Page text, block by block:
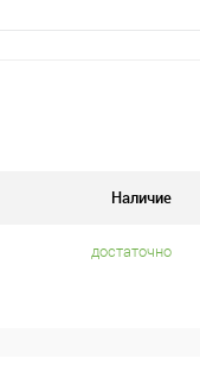
Наличие
достаточно